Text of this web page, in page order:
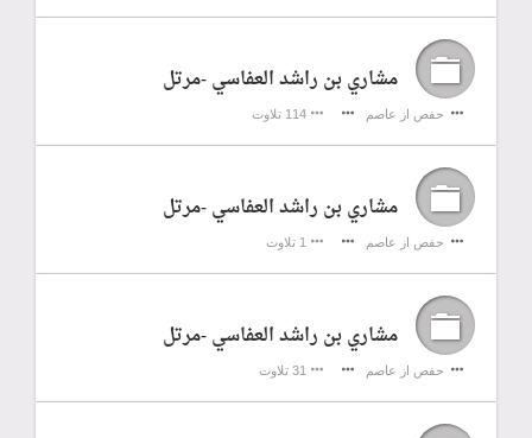
مشاري بن راشد العفاسي -مرتل
حفص از عاصم
مشاري بن راشد العفاسي -مرتل
حفص از عاصم
مشاري بن راشد العفاسي -مرتل
حفص از عاصم